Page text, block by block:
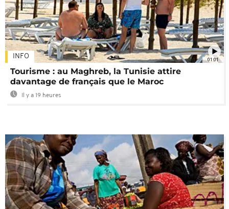
01:01
INFO
Tourisme : au Maghreb, la Tunisie attire
davantage de français que le Maroc
Il y a 19 heures